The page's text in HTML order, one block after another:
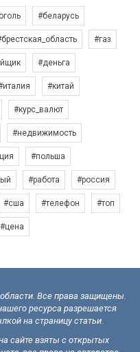
#беларусь
#газ
#деньга
#китай
#курс_валют
#недвижимость
#польша
#работа #россия
#сша #телефон #топ
#цена
Все права защищены.
ресурса разрешается
на страницу статьи.
сайте взяты с открытых